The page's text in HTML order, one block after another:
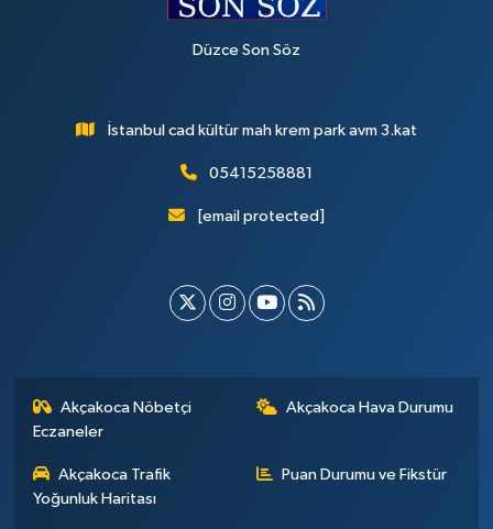
Düzce Son Söz
İstanbul cad kültür mah krem park avm 3.kat
05415258881
[email protected]
Akçakoca Nöbetçi
Eczaneler
Akçakoca Hava Durumu
Akçakoca Trafik
Yoğunluk Haritası
Puan Durumu ve Fikstür